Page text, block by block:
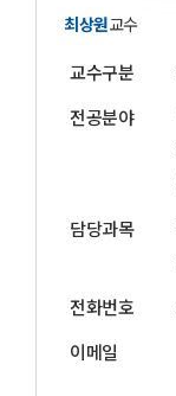
최상원교수
교수구분
전공분야
담당과목
전화번호
이메일